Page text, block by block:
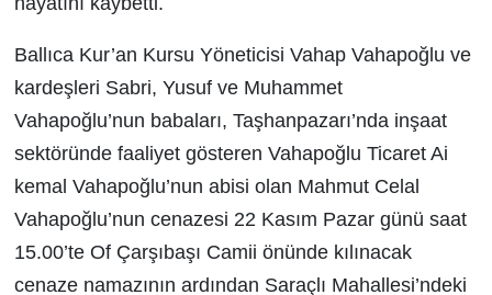
Ballıca Kur’an Kursu Yöneticisi Vahap Vahapoğlu ve
kardeşleri Sabri, Yusuf ve Muhammet
Vahapoğlu’nun babaları, Taşhanpazarı’nda inşaat
sektöründe faaliyet gösteren Vahapoğlu Ticaret Ai
kemal Vahapoğlu’nun abisi olan Mahmut Celal
Vahapoğlu’nun cenazesi 22 Kasım Pazar günü saat
15.00’te Of Çarşıbaşı Camii önünde kılınacak
cenaze namazının ardından Saraçlı Mahallesi’ndeki